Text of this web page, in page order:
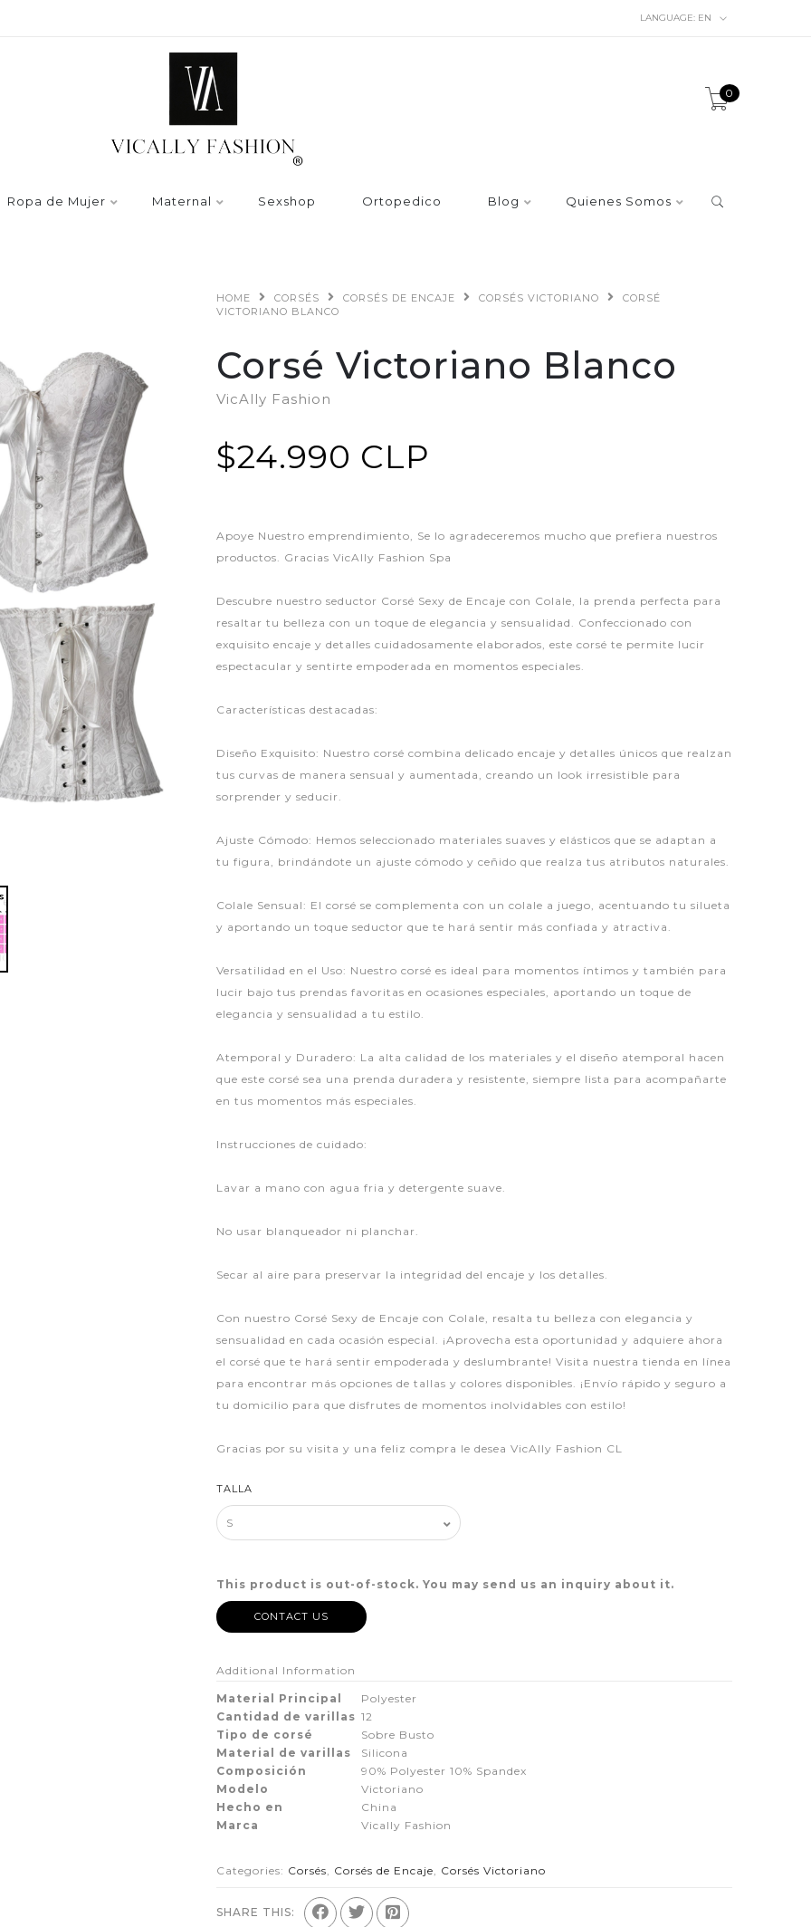
LANGUAGE: EN
0
Ropa de Mujer Maternal Sexshop Ortopedico Blog Quienes Somos
HOME CORSÉS CORSÉS DE ENCAJE CORSÉS VICTORIANO
CORSÉ
VICTORIANO BLANCO
Corsé Victoriano Blanco
VicAlly Fashion
$24.990 CLP
Apoye Nuestro emprendimiento, Se lo agradeceremos mucho que prefiera nuestros
productos. Gracias VicAlly Fashion Spa
Descubre nuestro seductor Corsé Sexy de Encaje con Colale, la prenda perfecta para
resaltar tu belleza con un toque de elegancia y sensualidad. Confeccionado con
exquisito encaje y detalles cuidadosamente elaborados, este corsé te permite lucir
espectacular y sentirte empoderada en momentos especiales.
Características destacadas:
Diseño Exquisito: Nuestro corsé combina delicado encaje y detalles únicos que realzan
tus curvas de manera sensual y aumentada, creando un look irresistible para
sorprender y seducir.
Ajuste Cómodo: Hemos seleccionado materiales suaves y elásticos que se adaptan a
tu figura, brindándote un ajuste cómodo y ceñido que realza tus atributos naturales.
Colale Sensual: El corsé se complementa con un colale a juego, acentuando tu silueta
y aportando un toque seductor que te hará sentir más confiada y atractiva.
Versatilidad en el Uso: Nuestro corsé es ideal para momentos íntimos y también para
lucir bajo tus prendas favoritas en ocasiones especiales, aportando un toque de
elegancia y sensualidad a tu estilo.
Atemporal y Duradero: La alta calidad de los materiales y el diseño atemporal hacen
que este corsé sea una prenda duradera y resistente, siempre lista para acompañarte
en tus momentos más especiales.
Instrucciones de cuidado:
Lavar a mano con agua fria y detergente suave.
No usar blanqueador ni planchar.
Secar al aire para preservar la integridad del encaje y los detalles.
Con nuestro Corsé Sexy de Encaje con Colale, resalta tu belleza con elegancia y
sensualidad en cada ocasión especial. ¡Aprovecha esta oportunidad y adquiere ahora
el corsé que te hará sentir empoderada y deslumbrante! Visita nuestra tienda en línea
para encontrar más opciones de tallas y colores disponibles. ¡Envío rápido y seguro a
tu domicilio para que disfrutes de momentos inolvidables con estilo!
Gracias por su visita y una feliz compra le desea VicAlly Fashion CL
TALLA
This product is out-of-stock. You may send us an inquiry about it.
CONTACT US
Additional Information
Material Principal
Polyester
Cantidad de varillas 12
Tipo de corsé
Sobre Busto
Material de varillas
Silicona
Composición
90% Polyester 10% Spandex
Modelo
Victoriano
Hecho en
China
Marca
Vically Fashion
Categories: Corsés, Corsés de Encaje, Corsés Victoriano
SHARE THIS: